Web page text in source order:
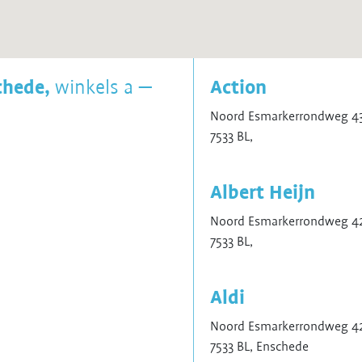
winkels a — Action
Noord Esmarkerrondweg
7533 BL,
Albert Heijn
Noord Esmarkerrondweg
7533 BL,
Aldi
Noord Esmarkerrondweg
7533 BL, Enschede